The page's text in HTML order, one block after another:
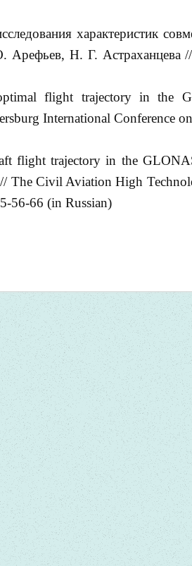
характеристик
Н. Г. Астраханцева
flight trajectory in the
International Conference
flight trajectory in the
The Civil Aviation High
56-66 (in Russian)